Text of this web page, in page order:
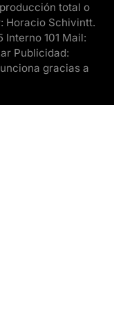
total o
Horacio Schivintt.
101 Mail:
Publicidad:
gracias a